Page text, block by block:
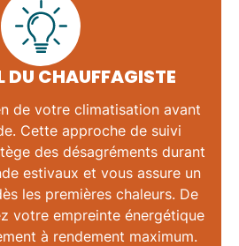
DU CHAUFFAGISTE
de votre climatisation avant
Cette approche de suivi
des désagréments durant
estivaux et vous assure un
les premières chaleurs. De
votre empreinte énergétique
à rendement maximum.